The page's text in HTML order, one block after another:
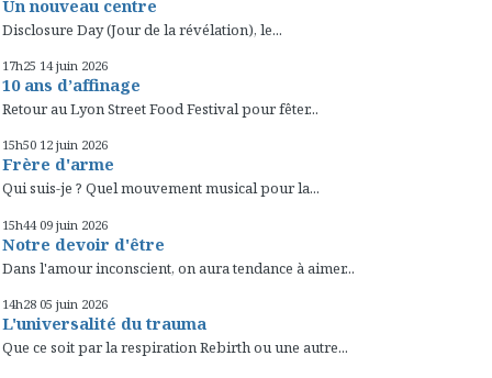
Un nouveau centre
Disclosure Day (Jour de la révélation), le...
17h25 14 juin 2026
10 ans d’affinage
Retour au Lyon Street Food Festival pour fêter...
15h50 12 juin 2026
Frère d'arme
Qui suis-je ? Quel mouvement musical pour la...
15h44 09 juin 2026
Notre devoir d'être
Dans l'amour inconscient, on aura tendance à aimer...
14h28 05 juin 2026
L'universalité du trauma
Que ce soit par la respiration Rebirth ou une autre...